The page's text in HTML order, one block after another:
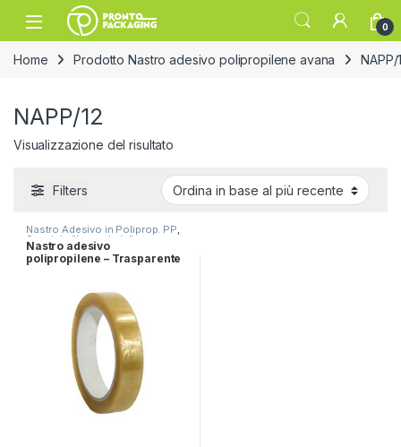
Skip to navigation
Skip to content
Open 0
Home Prodotto Nastro adesivo polipropilene avana NAPP/
NAPP/12
Visualizzazione del risultato
Filters
Nastro Adesivo in Poliprop. PP,
Speciale "Lavanderia"
Nastro adesivo
polipropilene – Trasparente